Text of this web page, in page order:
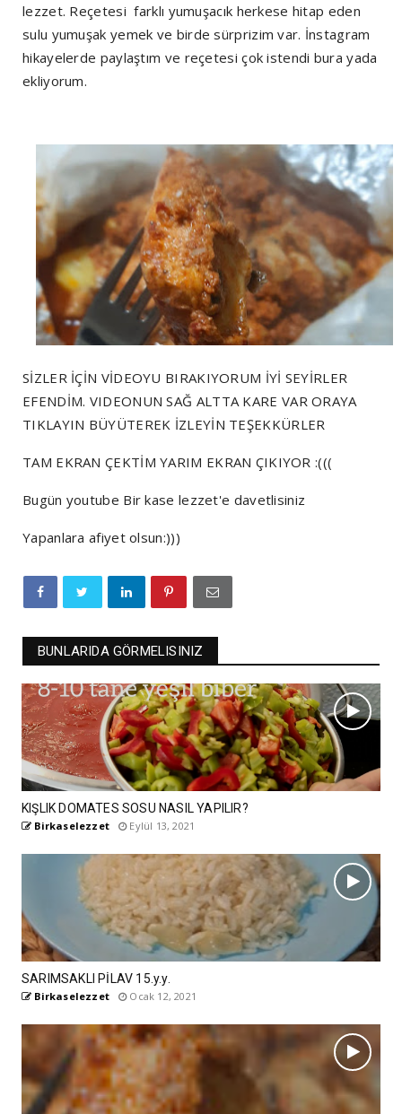
lezzet. Reçetesi farklı yumuşacık herkese hitap eden
sulu yumuşak yemek ve birde sürprizim var. İnstagram
hikayelerde paylaştım ve reçetesi çok istendi bura yada
ekliyorum.
SİZLER İÇİN VİDEOYU BIRAKIYORUM İYİ SEYİRLER
EFENDİM. VIDEONUN SAĞ ALTTA KARE VAR ORAYA
TIKLAYIN BÜYÜTEREK İZLEYİN TEŞEKKÜRLER
TAM EKRAN ÇEKTİM YARIM EKRAN ÇIKIYOR :(((
Bugün youtube Bir kase lezzet'e davetlisiniz
Yapanlara afiyet olsun:)))
BUNLARIDA GÖRMELISINIZ
KIŞLIK DOMATES SOSU NASIL YAPILIR?
Birkaselezzet Eylül 13, 2021
SARIMSAKLI PİLAV 15.y.y.
Birkaselezzet Ocak 12, 2021